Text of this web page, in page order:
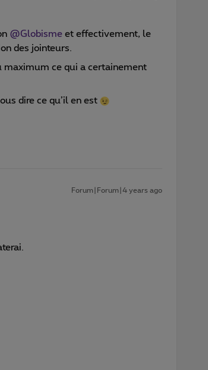
@Globisme et effectivement, le
des jointeurs.
maximum ce qui a certainement
dire ce qu’il en est
Forum|Forum|4 years ago